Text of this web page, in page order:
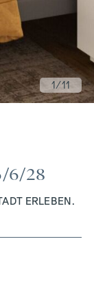
1/11
6/28
ERLEBEN.